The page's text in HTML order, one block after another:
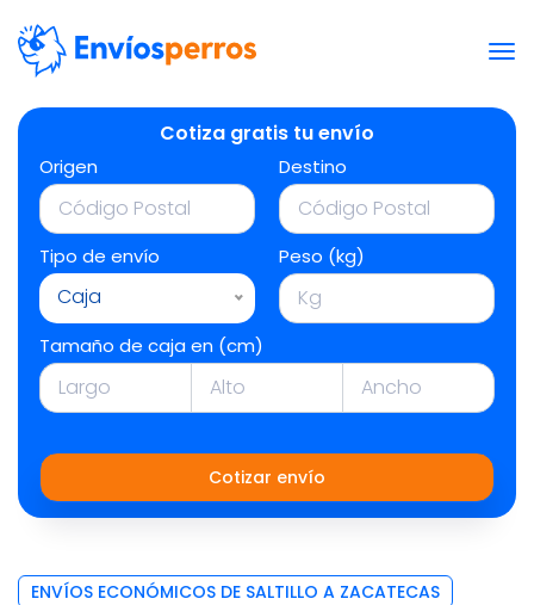
Cotiza gratis tu envío
Origen Destino
Tipo de envío
Caja
Peso (kg)
Tamaño de caja en (cm)
Cotizar envío
ENVÍOS ECONÓMICOS DE SALTILLO A ZACATECAS